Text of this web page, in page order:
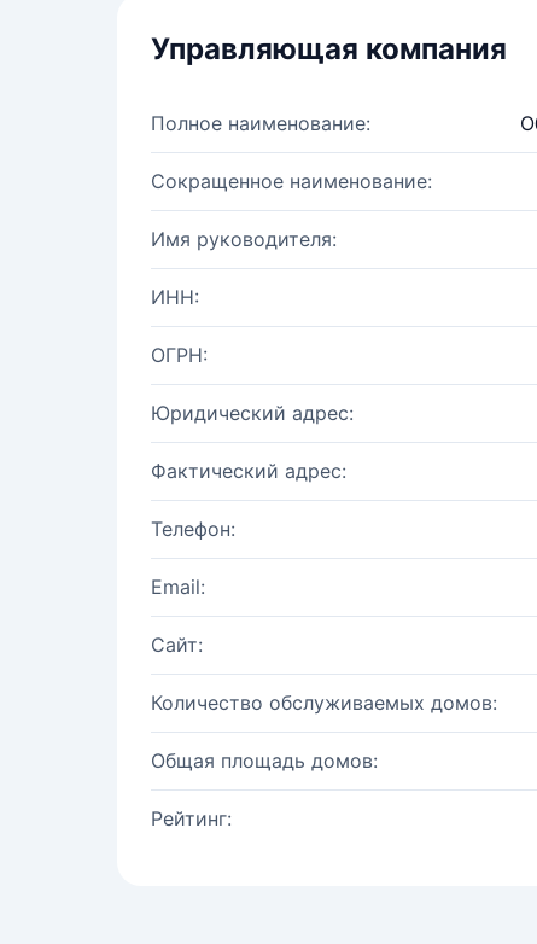
Управляющая компания
Полное наименование:
Сокращенное наименование:
Имя руководителя:
ИНН:
ОГРН:
Юридический адрес:
Фактический адрес:
Телефон:
Email:
Сайт:
Количество обслуживаемых домов:
Общая площадь домов:
Рейтинг: